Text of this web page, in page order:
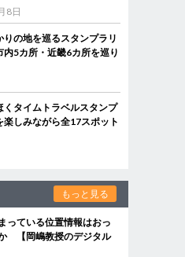
8日
の地を巡るスタンプラリ
5カ所・近畿6カ所を巡り
タイムトラベルスタンプ
しみながら全17スポット
もっと見る
っている位置情報はおっ
【岡嶋教授のデジタル